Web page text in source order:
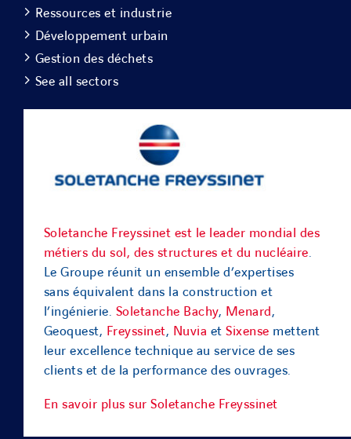
Ressources et industrie
Développement urbain
Gestion des déchets
See all sectors
Soletanche Freyssinet est le leader mondial des
métiers du sol, des structures et du nucléaire.
Le Groupe réunit un ensemble d’expertises
sans équivalent dans la construction et
l’ingénierie. Soletanche Bachy, Menard,
Geoquest, Freyssinet, Nuvia etSixense mettent
leur excellence technique au service de ses
clients et de la performance des ouvrages.
En savoir plus sur Soletanche Freyssinet